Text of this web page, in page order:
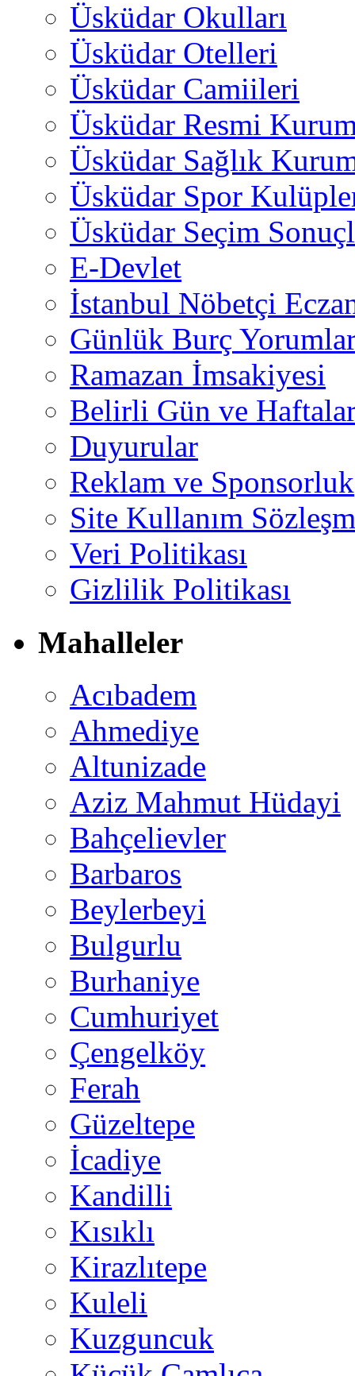
Üsküdar Okulları
Üsküdar Otelleri
Üsküdar Camiileri
Üsküdar Resmi
Üsküdar Sağlık
Üsküdar Spor
Üsküdar Seçim
E-Devlet
İstanbul Nöbetçi
Günlük Burç
Ramazan İmsakiyesi
Belirli Gün ve
Duyurular
Reklam ve Sponsorluk
Site Kullanım
Veri Politikası
Gizlilik Politikası
Mahalleler
Acıbadem
Ahmediye
Altunizade
Aziz Mahmut Hüdayi
Bahçelievler
Barbaros
Beylerbeyi
Bulgurlu
Burhaniye
Cumhuriyet
Çengelköy
Ferah
Güzeltepe
İcadiye
Kandilli
Kısıklı
Kirazlıtepe
Kuleli
Kuzguncuk